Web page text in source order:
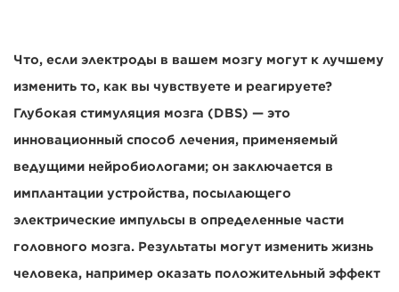
Что, если электроды в вашем мозгу могут к лучшему
изменить то, как вы чувствуете и реагируете?
Глубокая стимуляция мозга (DBS) — это
инновационный способ лечения, применяемый
ведущими нейробиологами; он заключается в
имплантации устройства, посылающего
электрические импульсы в определенные части
головного мозга. Результаты могут изменить жизнь
человека, например оказать положительный эффект